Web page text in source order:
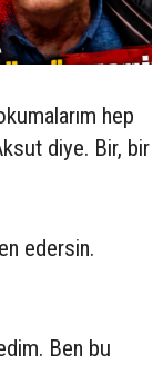
hep
diye. Bir, bir
edersin.
Ben bu